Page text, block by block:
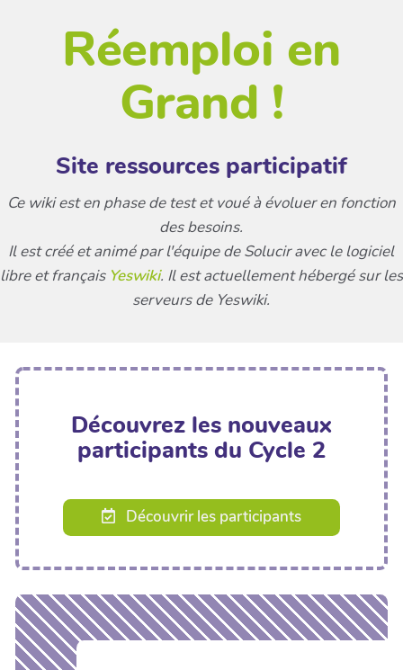
Réemploi en
Grand !
Site ressources participatif
Ce wiki est en phase de test et voué à évoluer en fonction
des besoins.
Il est créé et animé par l'équipe de Solucir avec le logiciel
libre et français Yeswiki. Il est actuellement hébergé sur les
serveurs de Yeswiki.
Découvrez les nouveaux
participants du Cycle 2
Découvrir les participants